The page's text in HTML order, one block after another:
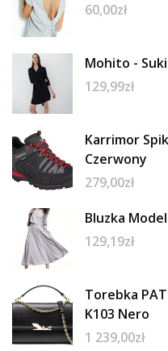
60,00zł
Mohito -
129,99zł
Karrimor
Czerwony
279,00zł
Bluzka
129,19zł
Torebka
K103 Nero
1 239,00zł